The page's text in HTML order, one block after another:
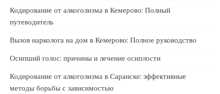
Кодирование от алкоголизма в Кемерово: Полный
путеводитель
Вызов нарколога на дом в Кемерово: Полное руководство
Осипший голос: причины и лечение осиплости
Кодирование от алкоголизма в Саранске: эффективные
методы борьбы с зависимостью